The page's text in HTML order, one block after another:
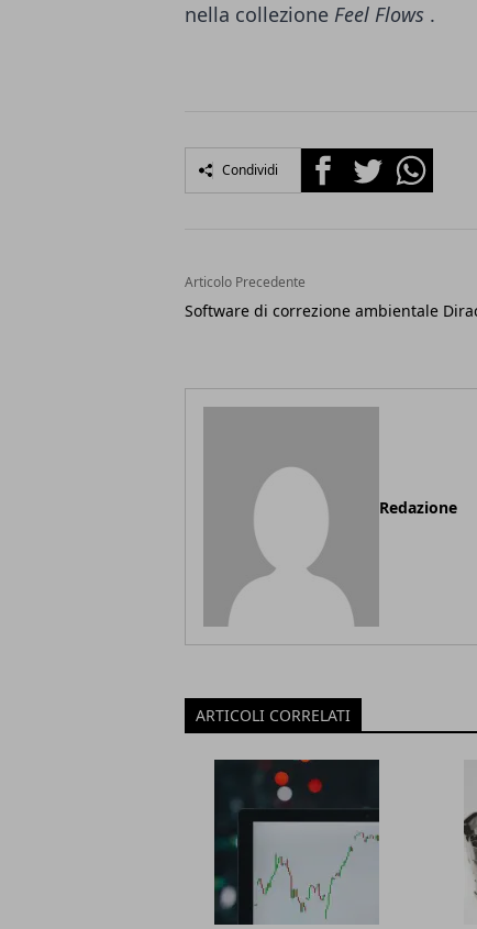
nella collezione Feel Flows .
Condividi FacebookTwitterWhatsapp
Articolo Precedente
Software di correzione ambientale
Redazione
ARTICOLI CORRELATI